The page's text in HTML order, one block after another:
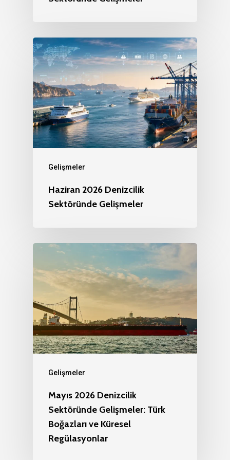
Gelişmeler
Haziran 2026 Denizcilik
Sektöründe Gelişmeler
Gelişmeler
Mayıs 2026 Denizcilik
Sektöründe Gelişmeler: Türk
Boğazları ve Küresel
Regülasyonlar